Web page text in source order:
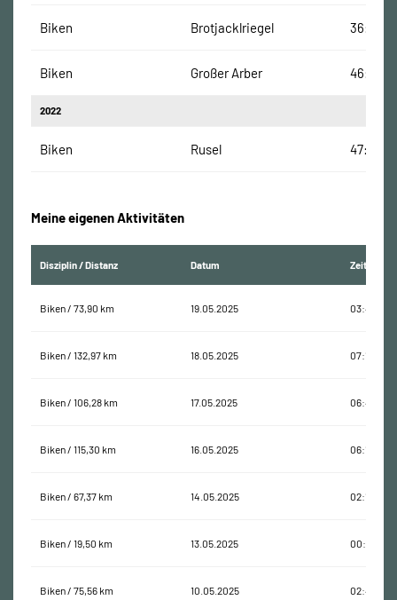
Biken Brotjacklriegel 36:30
Biken Großer Arber 46:36
2022
Biken Rusel 47:01
Meine eigenen Aktivitäten
Disziplin / Distanz Datum Zeit
Biken / 73,90 km 19.05.2025 03:42:57
Biken / 132,97 km 18.05.2025 07:15:38
Biken / 106,28 km 17.05.2025 06:44:29
Biken / 115,30 km 16.05.2025 06:18:06
Biken / 67,37 km 14.05.2025 02:18:57
Biken / 19,50 km 13.05.2025 00:45:41
Biken / 75,56 km 10.05.2025 02:44:27